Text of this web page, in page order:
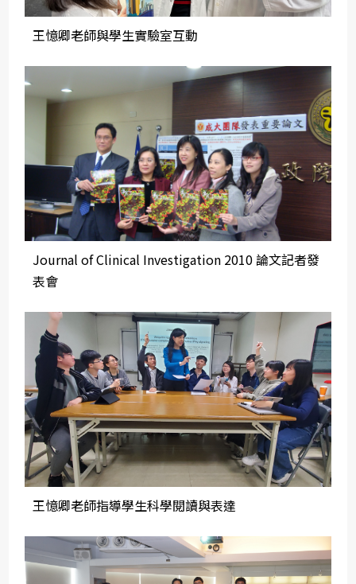
王憶卿老師與學生實驗室互動
Journal of Clinical Investigation 2010 論文記者發
表會
王憶卿老師指導學生科學閱讀與表達